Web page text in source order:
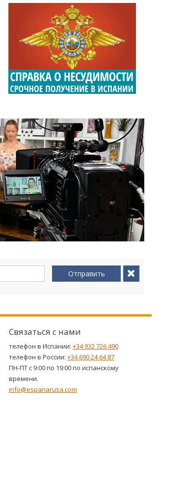
Отправить
Связаться с нами
телефон в Испании: +34 932 726 490
телефон в России: +34 690 24 64 87
ПН-ПТ с 9:00 по 19:00 по испанскому
времени.
info@espanarusa.com